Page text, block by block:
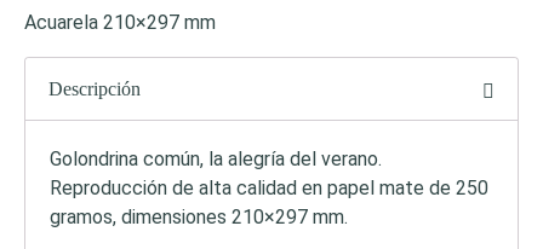
Acuarela 210×297 mm
Descripción
Golondrina común, la alegría del verano.
Reproducción de alta calidad en papel mate de 250
gramos, dimensiones 210×297 mm.